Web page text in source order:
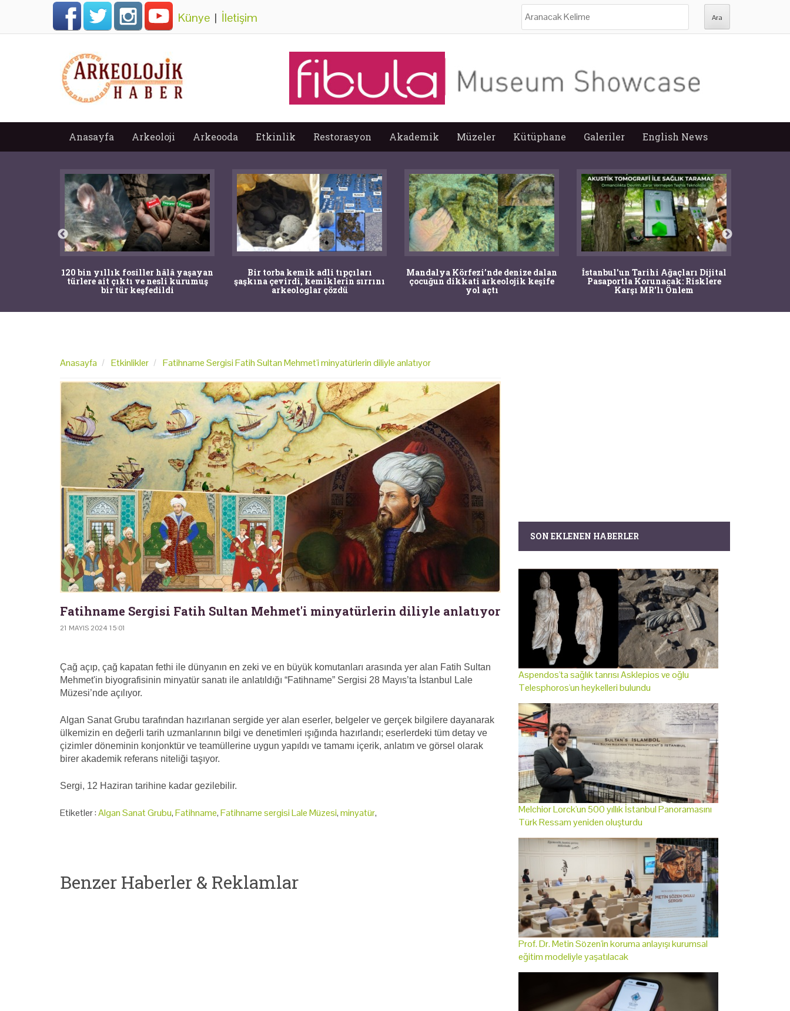
Künye | İletişim
Anasayfa Arkeoloji Arkeooda Etkinlik Restorasyon Akademik Müzeler Kütüphane Galeriler English News
120 bin yıllık fosiller hâlâ yaşayan
türlere ait çıktı ve nesli kurumuş
bir tür keşfedildi
Bir torba kemik adli tıpçıları
şaşkına çevirdi, kemiklerin sırrını
arkeologlar çözdü
Mandalya Körfezi’nde denize dalan
çocuğun dikkati arkeolojik keşife
yol açtı
İstanbul'un Tarihi Ağaçları Dijital
Pasaportla Korunacak: Risklere
Karşı MR'lı Önlem
Anasayfa Etkinlikler Fatihname Sergisi Fatih Sultan Mehmet'i minyatürlerin diliyle anlatıyor
Fatihname Sergisi Fatih Sultan Mehmet'i minyatürlerin diliyle anlatıyor
21 MAYIS 2024 15:01
Çağ açıp, çağ kapatan fethi ile dünyanın en zeki ve en büyük komutanları arasında yer alan Fatih Sultan
Mehmet'in biyografisinin minyatür sanatı ile anlatıldığı “Fatihname” Sergisi 28 Mayıs’ta İstanbul Lale
Müzesi’nde açılıyor.
Algan Sanat Grubu tarafından hazırlanan sergide yer alan eserler, belgeler ve gerçek bilgilere dayanarak
ülkemizin en değerli tarih uzmanlarının bilgi ve denetimleri ışığında hazırlandı; eserlerdeki tüm detay ve
çizimler döneminin konjonktür ve teamüllerine uygun yapıldı ve tamamı içerik, anlatım ve görsel olarak
birer akademik referans niteliği taşıyor.
Sergi, 12 Haziran tarihine kadar gezilebilir.
Etiketler :Algan Sanat Grubu,Fatihname,Fatihname sergisi Lale Müzesi,minyatür,
Benzer Haberler & Reklamlar
SON EKLENEN HABERLER
Aspendos'ta sağlık tanrısı Asklepios ve oğlu
Telesphoros'un heykelleri bulundu
Melchior Lorck'un 500 yıllık İstanbul Panoramasını
Türk Ressam yeniden oluşturdu
Prof. Dr. Metin Sözen'in koruma anlayışı kurumsal
eğitim modeliyle yaşatılacak